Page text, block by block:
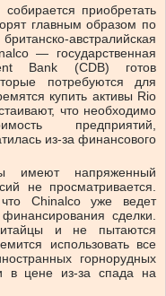
приобретать
главным образом по
австралийская
— государственная
Bank (CDB) готов
потребуются для
купить активы Rio
что необходимо
предприятий,
из-за финансового
имеют напряженный
не просматривается.
Chinalco уже ведет
сделки.
и не пытаются
использовать все
горнорудных
в цене из-за спада на